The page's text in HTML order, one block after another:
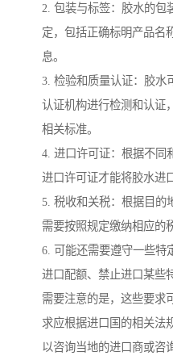
2. 包装与标签：胶水的包
定，包括正确标明产品名
息。
3. 检验和质量认证：胶水
认证机构进行检测和认证
相关标准。
4. 进口许可证：根据不同
进口许可证才能将胶水进
5. 税收和关税：根据目的
需要按照规定缴纳相应的
6. 可能还需要遵守一些特
进口配额、禁止进口某些
需要注意的是，这些要求
求应根据进口国的相关法
以咨询当地的进口商或咨